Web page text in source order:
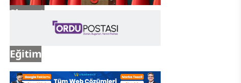
Siyaset
Eğitim